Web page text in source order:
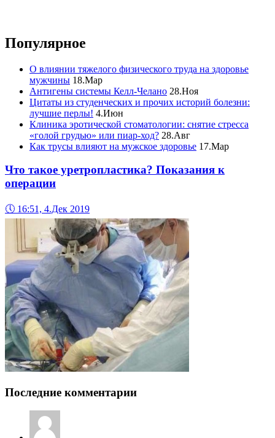
Популярное
О влиянии тяжелого физического труда на здоровье
мужчины 18.Мар
Антигены системы Келл-Челано 28.Ноя
Цитаты из студенческих и прочих историй болезни:
лучшие перлы! 4.Июн
Клиника эротической стоматологии: снятие стресса
«голой грудью» или пиар-ход? 28.Авг
Как трусы влияют на мужское здоровье 17.Мар
Что такое уретропластика? Показания к
операции
🕔 16:51, 4.Дек 2019
Последние комментарии